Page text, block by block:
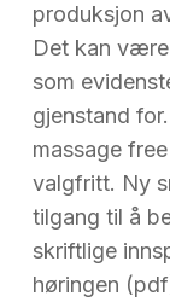
produksjon
Det kan
som
gjenstand
massage
valgfritt. Ny
tilgang til å
skriftlige
høringen